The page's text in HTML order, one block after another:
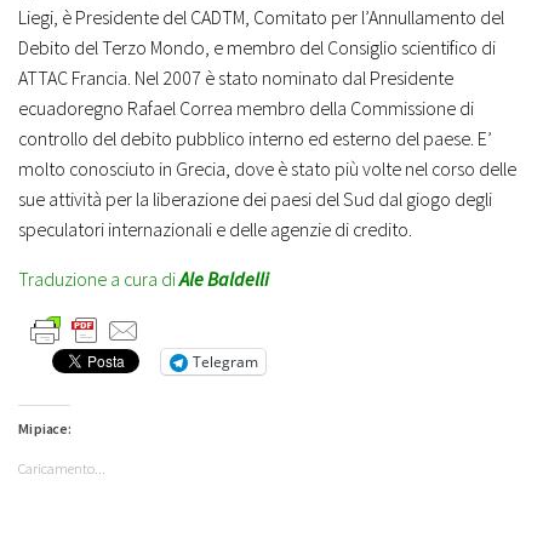
Liegi, è Presidente del CADTM, Comitato per l’Annullamento del
Debito del Terzo Mondo, e membro del Consiglio scientifico di
ATTAC Francia. Nel 2007 è stato nominato dal Presidente
ecuadoregno Rafael Correa membro della Commissione di
controllo del debito pubblico interno ed esterno del paese. E’
molto conosciuto in Grecia, dove è stato più volte nel corso delle
sue attività per la liberazione dei paesi del Sud dal giogo degli
speculatori internazionali e delle agenzie di credito.
Traduzione a cura diAle Baldelli
Telegram
Mi piace:
Caricamento...